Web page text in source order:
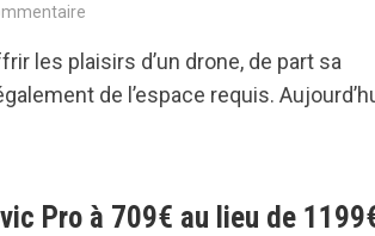
les plaisirs d’un drone, de part sa
de l’espace requis.
Pro à 709€ au lieu de